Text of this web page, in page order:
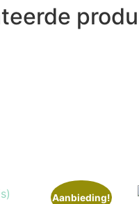
Aanbieding!